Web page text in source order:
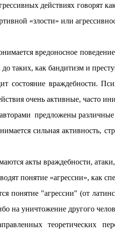
действиях говорят
«злости» или
вредоносное
таких, как бандитизм и
состояние враждебности.
очень активные, часто
предложены
сильная активность,
акты враждебности, атаки,
понятие «агрессии», как
понятие "агрессии" (от
на уничтожение другого